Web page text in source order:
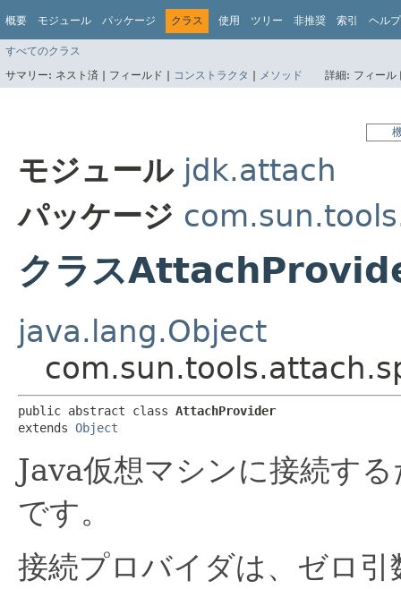
概要 モジュール パッケージ クラス 使用 ツリー 非推奨 索引 ヘルプ
すべてのクラス
サマリー: ネスト済 | フィールド | コンストラクタ | メソッド 詳細: フィー
モジュール jdk.attach
パッケージ
クラス
java.lang.Object
public abstract class AttachProvider
extends Object
Java仮想マシンに接続す
です。
接続プロバイダは、ゼロ